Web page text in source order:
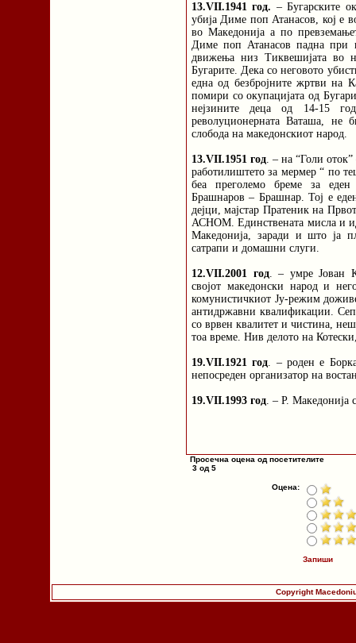
13.VII.1941 год. – Бугарските
убија Диме поп Атанасов, кој е
во Македонија а по
Диме поп Атанасов падна при
движења низ Тиквешијата во
Бугарите. Дека со неговото
една од безбројните жртви на
помири со окупацијата од
нејзините деца од 14-15
револуционерната Ваташа, не
слобода на македонскиот народ.
13.VII.1951 год. – на “Голи
работилиштето за мермер “ по
беа преголемо бреме за
Брашнаров – Брашнар. Тој е
дејци, мајстар Пратеник на
АСНОМ. Единствената мисла и
Македонија, заради и што ја
сатрапи и домашни слуги.
12.VII.2001 год. – умре Јован
својот македонски народ и
комунистичкиот Ју-режим
антидржавни квалификации.
со врвен квалитет и чистина,
тоа време. Нив делото на
19.VII.1921 год. – роден е
непосреден организатор на
19.VII.1993 год. – Р. Македонија
Просечна оцена од посетителите
3 од 5
Оцена:
Запиши
Copyright